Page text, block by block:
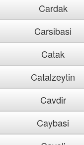
Cardak
Carsibasi
Catak
Catalzeytin
Cavdir
Caybasi